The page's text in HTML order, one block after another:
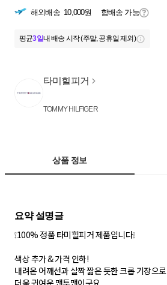
해외배송 10,000원 합배송 가능
평균3일내 배송 시작 (주말, 공휴일 제외)
타미힐피거
TOMMY HILFIGER
상품 정보
요약 설명글
❕100% 정품 타미힐피거 제품입니다❕
색상 추가 & 가격 인하!
내려온 어깨선과 살짝 짧은 듯한 크롭 기장으로